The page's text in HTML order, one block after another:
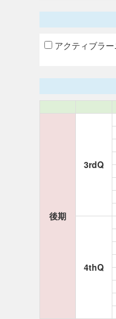
アクティブラ
後期
3rdQ
4thQ